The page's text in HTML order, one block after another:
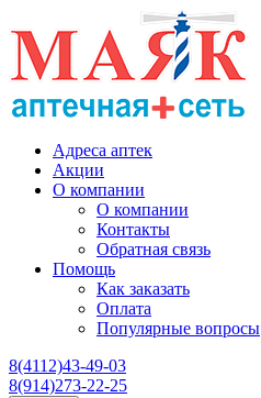
Адреса аптек
Акции
О компании
О компании
Контакты
Обратная связь
Помощь
Как заказать
Оплата
Популярные вопросы
8(4112)43-49-03
8(914)273-22-25